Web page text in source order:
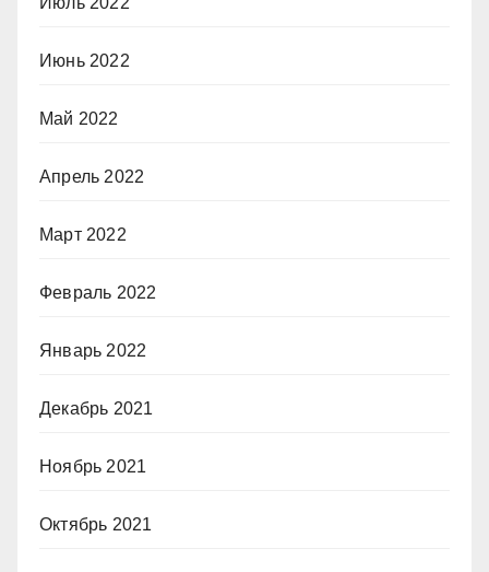
Июнь 2022
Май 2022
Апрель 2022
Март 2022
Февраль 2022
Январь 2022
Декабрь 2021
Ноябрь 2021
Октябрь 2021